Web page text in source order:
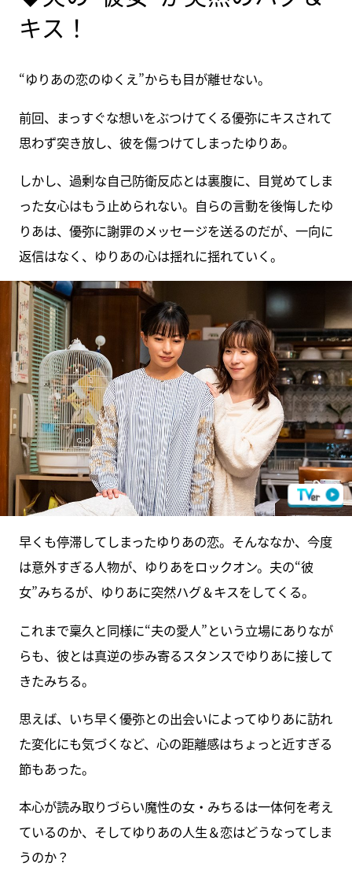
キス！
“ゆりあの恋のゆくえ”からも目が離せない。
前回、まっすぐな想いをぶつけてくる優弥にキスされて
思わず突き放し、彼を傷つけてしまったゆりあ。
しかし、過剰な自己防衛反応とは裏腹に、目覚めてしま
った女心はもう止められない。自らの言動を後悔したゆ
りあは、優弥に謝罪のメッセージを送るのだが、一向に
返信はなく、ゆりあの心は揺れに揺れていく。
早くも停滞してしまったゆりあの恋。そんななか、今度
は意外すぎる人物が、ゆりあをロックオン。夫の“彼
女”みちるが、ゆりあに突然ハグ＆キスをしてくる。
これまで稟久と同様に“夫の愛人”という立場にありなが
らも、彼とは真逆の歩み寄るスタンスでゆりあに接して
きたみちる。
思えば、いち早く優弥との出会いによってゆりあに訪れ
た変化にも気づくなど、心の距離感はちょっと近すぎる
節もあった。
本心が読み取りづらい魔性の女・みちるは一体何を考え
ているのか、そしてゆりあの人生＆恋はどうなってしま
うのか？